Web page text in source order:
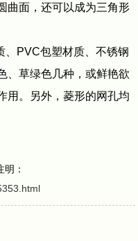
曲面，还可以成为三角形
PVC包塑材质、不锈钢
、草绿色几种，或鲜艳欲
用。另外，菱形的网孔均
：